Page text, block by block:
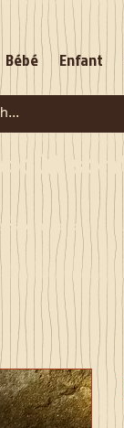
Bébé Enfant
du 10 au 23